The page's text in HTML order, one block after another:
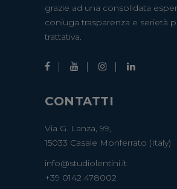
grazie ad una consolidata
coniuga trasparenza e serietà
trattativa.
CONTATTI
Via G. Lanza, 99,
15033 Casale Monferrato (Italy)
info@studiolentini.it
+39 0142 478002